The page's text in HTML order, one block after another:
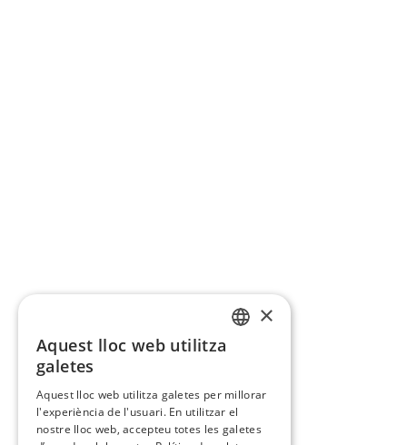
×
Aquest lloc web utilitza
galetes
Aquest lloc web utilitza galetes per millorar
l'experiència de l'usuari. En utilitzar el
nostre lloc web, accepteu totes les galetes